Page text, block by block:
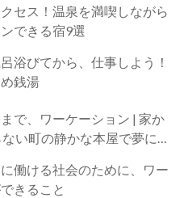
セス！温泉を満喫しながら
できる宿9選
浴びてから、仕事しよう！
銭湯
で、ワーケーション | 家か
い町の静かな本屋で夢に近
働ける社会のために、ワー
きること